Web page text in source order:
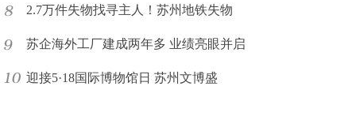
2.7万件失物找寻主人！苏州地铁失物
苏企海外工厂建成两年多 业绩亮眼并启
迎接5·18国际博物馆日 苏州文博盛